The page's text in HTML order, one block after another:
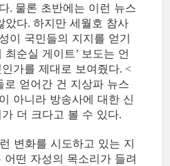
. 물론 초반에는 이런 뉴스
았다. 하지만 세월호 참사
이 국민들의 지지를 얻기
최순실 게이트’ 보도는 언
가를 제대로 보여줬다. <
로 얻어간 건 지상파 뉴스
아니라 방송사에 대한 신
더 크다고 볼 수 있다.
변화를 시도하고 있는 지
어떤 자성의 목소리가 들려